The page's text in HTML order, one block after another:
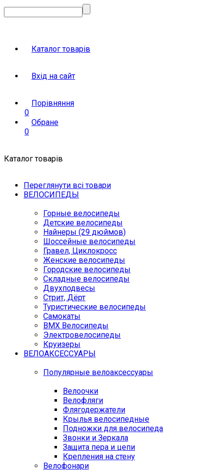
Каталог товарів
Вхід на сайт
Порівняння
0
Обране
0
Каталог товарів
Переглянути всі товари
ВЕЛОСИПЕДЫ
Горные велосипеды
Детские велосипеды
Найнеры (29 дюймов)
Шоссейные велосипеды
Гравел, Циклокросс
Женские велосипеды
Городcкие велосипеды
Складные велосипеды
Двухподвесы
Стрит, Дёрт
Туристические велосипеды
Самокаты
BMX Велосипеды
Электровелосипеды
Круизеры
ВЕЛОАКСЕССУАРЫ
Популярные велоаксессуары
Велоочки
Велофляги
Флягодержатели
Крылья велосипедные
Подножки для велосипеда
Звонки и Зеркала
Защита пера и цепи
Крепления на стену
Велофонари